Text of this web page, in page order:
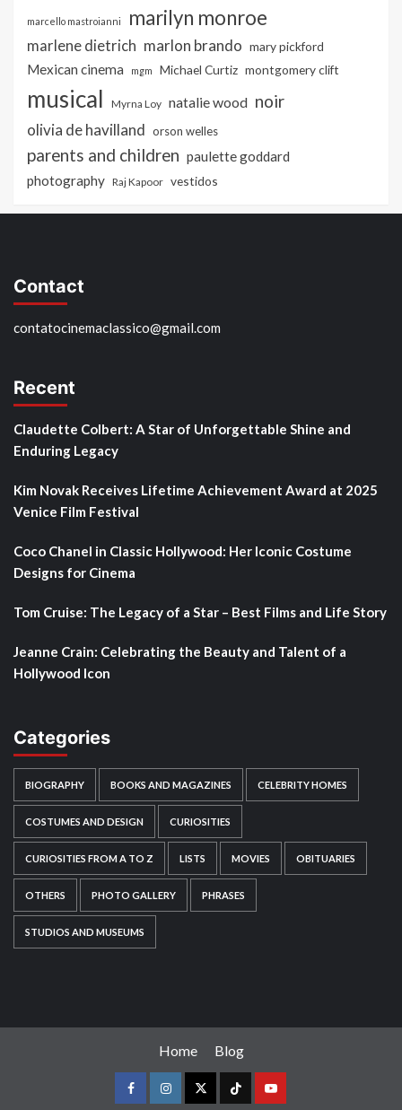
marcello mastroianni marilyn monroe
marlene dietrich marlon brando mary pickford
Mexican cinema mgm Michael Curtiz montgomery clift
musical Myrna Loy natalie wood noir
olivia de havilland orson welles
parents and children paulette goddard
photography Raj Kapoor vestidos
Contact
contatocinemaclassico@gmail.com
Recent
Claudette Colbert: A Star of Unforgettable Shine and
Enduring Legacy
Kim Novak Receives Lifetime Achievement Award at 2025
Venice Film Festival
Coco Chanel in Classic Hollywood: Her Iconic Costume
Designs for Cinema
Tom Cruise: The Legacy of a Star – Best Films and Life Story
Jeanne Crain: Celebrating the Beauty and Talent of a
Hollywood Icon
Categories
BIOGRAPHY BOOKS AND MAGAZINES CELEBRITY HOMES
COSTUMES AND DESIGN CURIOSITIES
CURIOSITIES FROM A TO Z LISTS MOVIES OBITUARIES
OTHERS PHOTO GALLERY PHRASES
STUDIOS AND MUSEUMS
Home Blog